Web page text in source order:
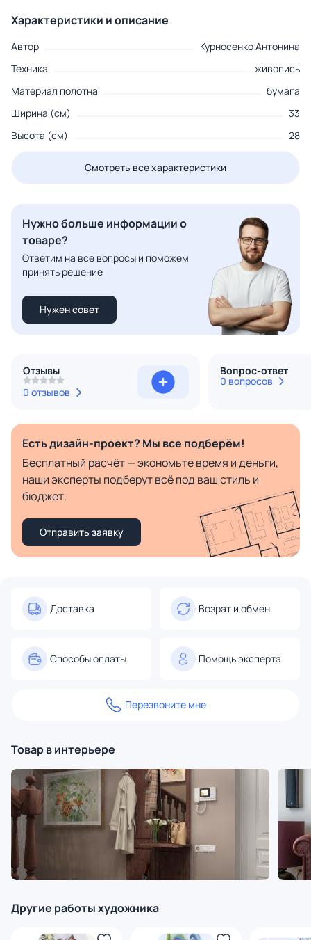
Характеристики и описание
Автор
Курносенко Антонина
Техника
живопись
Материал полотна
бумага
Ширина (см)
33
Высота (см)
28
Смотреть все характеристики
Нужно больше информации о
товаре?
Ответим на все вопросы и поможем
принять решение
Нужен совет
Отзывы
0 отзывов
Вопрос-ответ
0 вопросов
Есть дизайн-проект? Мы все подберём!
Бесплатный расчёт — экономьте время и деньги,
наши эксперты подберут всё под ваш стиль и
бюджет.
Отправить заявку
Доставка Возрат и обмен
Способы оплаты Помощь эксперта
Перезвоните мне
Товар в интерьере
Другие работы художника